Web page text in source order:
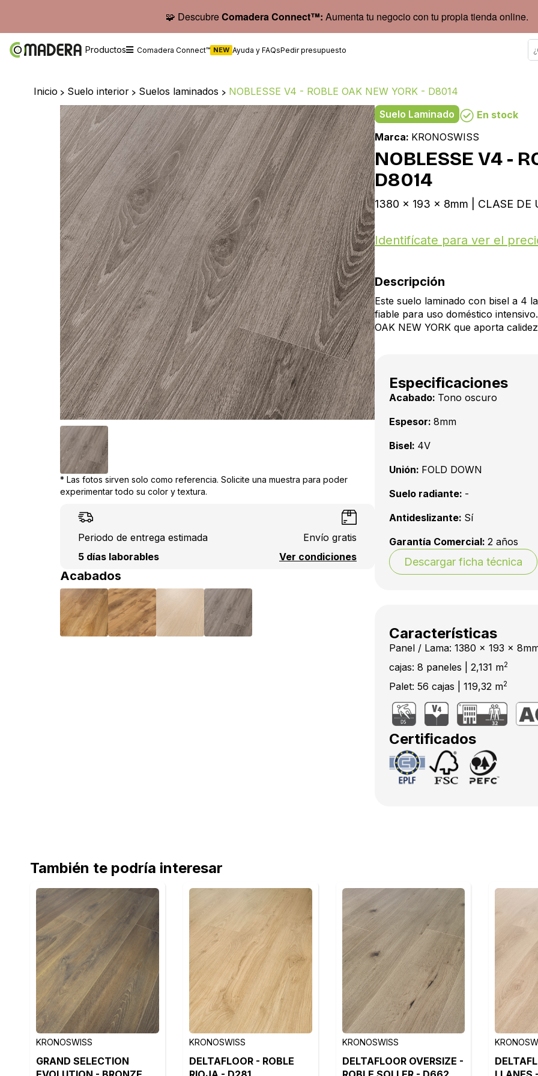
🧩 DescubreComadera Connect™: Aumenta tu negocio con tu propia tienda online.
Productos Comadera Connect™ NEW Ayuda y FAQsPedir presupuesto
Inicio > Suelo interior > Suelos laminados > NOBLESSE V4 - ROBLE OAK NEW YORK - D8014
* Las fotos sirven solo como referencia. Solicite una muestra para poder
experimentar todo su color y textura.
Periodo de entrega estimada
5 días laborables
Envío gratis
Ver condiciones
Acabados
Suelo Laminado
En stock
Marca: KRONOSWISS
NOBLESSE V4 -
D8014
1380 x 193 x 8mm | CLASE DE
Identifícate para ver el
Descripción
Este suelo laminado con bisel a 4
fiable para uso doméstico
OAK NEW YORK que aporta
Especificaciones
Acabado: Tono oscuro
Espesor: 8mm
Bisel: 4V
Unión: FOLD DOWN
Suelo radiante: -
Antideslizante: Sí
Garantía Comercial: 2 años
Descargar ficha técnica
Características
Panel / Lama: 1380 x 193 x
cajas: 8 paneles | 2,131 m2
Palet: 56 cajas | 119,32 m2
Certificados
También te podría interesar
KRONOSWISS
GRAND SELECTION
KRONOSWISS
DELTAFLOOR - ROBLE
KRONOSWISS
DELTAFLOOR OVERSIZE -